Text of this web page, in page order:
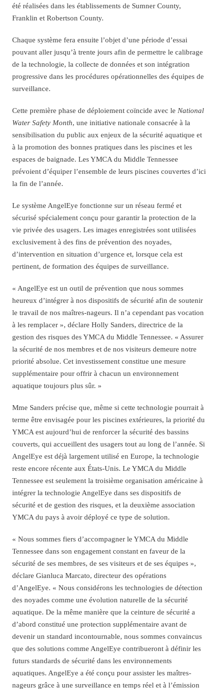
été réalisées dans les établissements de Sumner County,
Franklin et Robertson County.
Chaque système fera ensuite l’objet d’une période d’essai
pouvant aller jusqu’à trente jours afin de permettre le calibrage
de la technologie, la collecte de données et son intégration
progressive dans les procédures opérationnelles des équipes de
surveillance.
Cette première phase de déploiement coïncide avec le National
Water Safety Month, une initiative nationale consacrée à la
sensibilisation du public aux enjeux de la sécurité aquatique et
à la promotion des bonnes pratiques dans les piscines et les
espaces de baignade. Les YMCA du Middle Tennessee
prévoient d’équiper l’ensemble de leurs piscines couvertes d’ici
la fin de l’année.
Le système AngelEye fonctionne sur un réseau fermé et
sécurisé spécialement conçu pour garantir la protection de la
vie privée des usagers. Les images enregistrées sont utilisées
exclusivement à des fins de prévention des noyades,
d’intervention en situation d’urgence et, lorsque cela est
pertinent, de formation des équipes de surveillance.
« AngelEye est un outil de prévention que nous sommes
heureux d’intégrer à nos dispositifs de sécurité afin de soutenir
le travail de nos maîtres-nageurs. Il n’a cependant pas vocation
à les remplacer », déclare Holly Sanders, directrice de la
gestion des risques des YMCA du Middle Tennessee. « Assurer
la sécurité de nos membres et de nos visiteurs demeure notre
priorité absolue. Cet investissement constitue une mesure
supplémentaire pour offrir à chacun un environnement
aquatique toujours plus sûr. »
Mme Sanders précise que, même si cette technologie pourrait à
terme être envisagée pour les piscines extérieures, la priorité du
YMCA est aujourd’hui de renforcer la sécurité des bassins
couverts, qui accueillent des usagers tout au long de l’année. Si
AngelEye est déjà largement utilisé en Europe, la technologie
reste encore récente aux États-Unis. Le YMCA du Middle
Tennessee est seulement la troisième organisation américaine à
intégrer la technologie AngelEye dans ses dispositifs de
sécurité et de gestion des risques, et la deuxième association
YMCA du pays à avoir déployé ce type de solution.
« Nous sommes fiers d’accompagner le YMCA du Middle
Tennessee dans son engagement constant en faveur de la
sécurité de ses membres, de ses visiteurs et de ses équipes »,
déclare Gianluca Marcato, directeur des opérations
d’AngelEye. « Nous considérons les technologies de détection
des noyades comme une évolution naturelle de la sécurité
aquatique. De la même manière que la ceinture de sécurité a
d’abord constitué une protection supplémentaire avant de
devenir un standard incontournable, nous sommes convaincus
que des solutions comme AngelEye contribueront à définir les
futurs standards de sécurité dans les environnements
aquatiques. AngelEye a été conçu pour assister les maîtres-
nageurs grâce à une surveillance en temps réel et à l’émission